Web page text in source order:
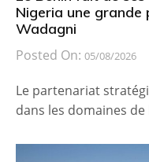
Nigeria une grande
Wadagni
Posted On: 05/08/2026
Le partenariat
dans les domaines de